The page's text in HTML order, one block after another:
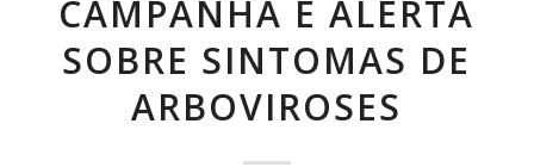
CAMPANHA E ALERTA
SOBRE SINTOMAS DE
ARBOVIROSES